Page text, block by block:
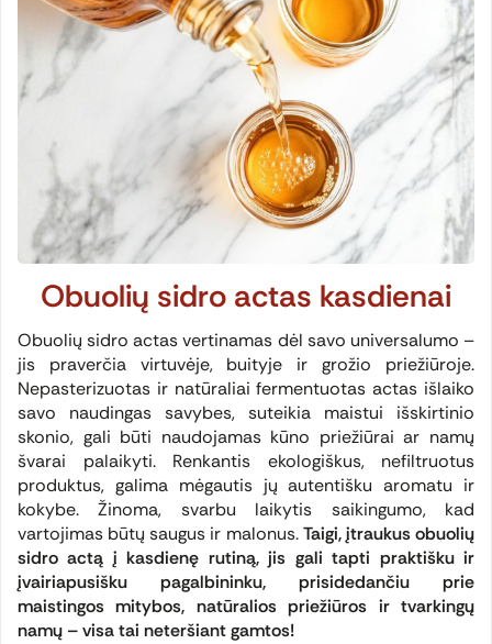
Obuolių sidro actas kasdienai
Obuolių sidro actas vertinamas dėl savo universalumo –
jis praverčia virtuvėje, buityje ir grožio priežiūroje.
Nepasterizuotas ir natūraliai fermentuotas actas išlaiko
savo naudingas savybes, suteikia maistui išskirtinio
skonio, gali būti naudojamas kūno priežiūrai ar namų
švarai palaikyti. Renkantis ekologiškus, nefiltruotus
produktus, galima mėgautis jų autentišku aromatu ir
kokybe. Žinoma, svarbu laikytis saikingumo, kad
vartojimas būtų saugus ir malonus.Taigi, įtraukus obuolių
sidro actą į kasdienę rutiną, jis gali tapti praktišku ir
įvairiapusišku pagalbininku, prisidedančiu prie
maistingos mitybos, natūralios priežiūros ir tvarkingų
namų – visa tai neteršiant gamtos!